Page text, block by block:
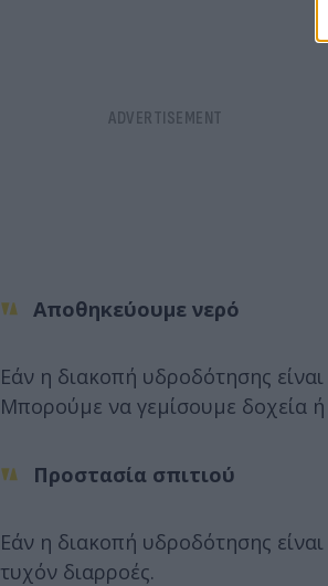
Αποθηκεύουμε νερό
Εάν η διακοπή υδροδότησης
Μπορούμε να γεμίσουμε δοχεία
Προστασία σπιτιού
Εάν η διακοπή υδροδότησης
τυχόν διαρροές.